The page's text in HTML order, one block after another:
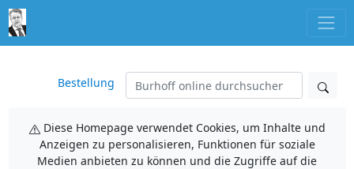
Bestellung
Diese Homepage verwendet Cookies, um Inhalte und
Anzeigen zu personalisieren, Funktionen für soziale
Medien anbieten zu können und die Zugriffe auf die